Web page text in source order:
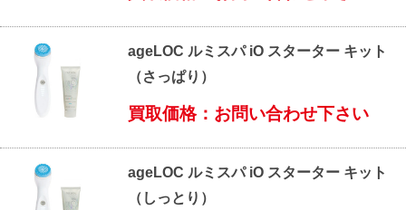
ageLOC ルミスパ iO スターター キット
（さっぱり）
買取価格：お問い合わせ下さい
ageLOC ルミスパ iO スターター キット
（しっとり）